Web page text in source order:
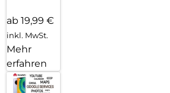
ab 19,99 €
inkl. MwSt.
Mehr
erfahren